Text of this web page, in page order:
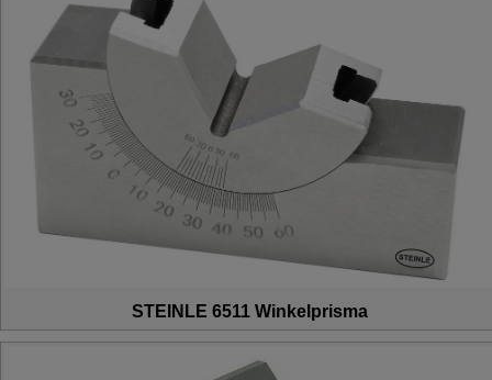
STEINLE 6511 Winkelprisma